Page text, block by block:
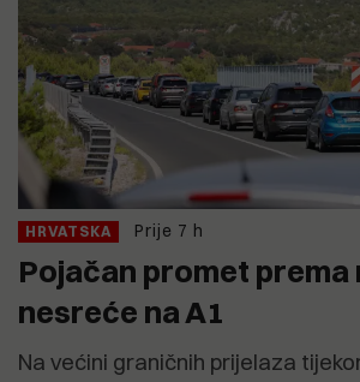
HRVATSKA Prije 7 h
Pojačan promet prema
nesreće na A1
Na većini graničnih prijelaza